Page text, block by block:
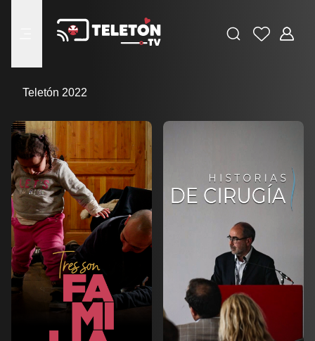
BuscarFavoritos
Teletón 2022